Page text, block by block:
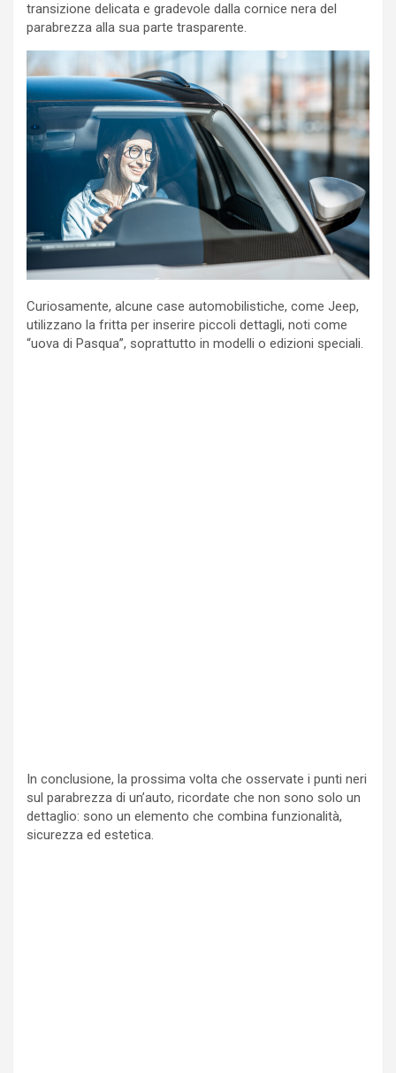
transizione delicata e gradevole dalla cornice nera del
parabrezza alla sua parte trasparente.
Curiosamente, alcune case automobilistiche, come Jeep,
utilizzano la fritta per inserire piccoli dettagli, noti come
“uova di Pasqua”, soprattutto in modelli o edizioni speciali.
In conclusione, la prossima volta che osservate i punti neri
sul parabrezza di un’auto, ricordate che non sono solo un
dettaglio: sono un elemento che combina funzionalità,
sicurezza ed estetica.